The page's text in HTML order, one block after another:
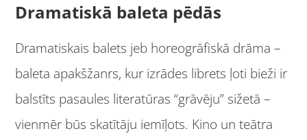
Dramatiskā baleta pēdās
Dramatiskais balets jeb horeogrāfiskā drāma –
baleta apakšžanrs, kur izrādes librets ļoti bieži ir
balstīts pasaules literatūras “grāvēju” sižetā –
vienmēr būs skatītāju iemīļots. Kino un teātra